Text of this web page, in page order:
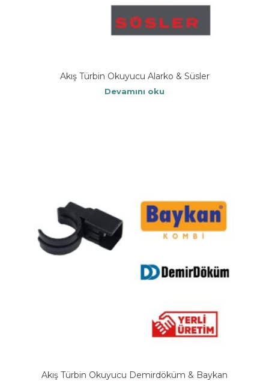
Akış Türbin Okuyucu Alarko & Süsler
Devamını oku
Akış Türbin Okuyucu Demirdöküm & Baykan